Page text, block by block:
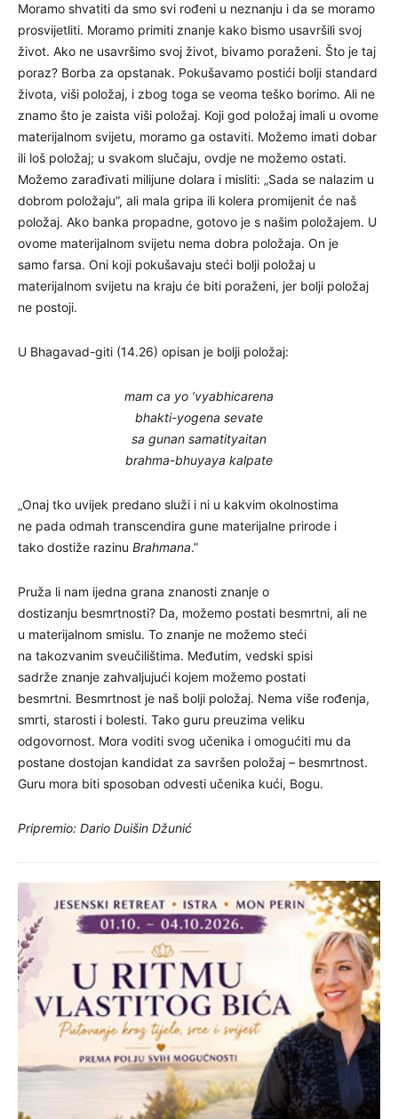
Moramo shvatiti da smo svi rođeni u neznanju i da se moramo
prosvijetliti. Moramo primiti znanje kako bismo usavršili svoj
život. Ako ne usavršimo svoj život, bivamo poraženi. Što je taj
poraz? Borba za opstanak. Pokušavamo postići bolji standard
života, viši položaj, i zbog toga se veoma teško borimo. Ali ne
znamo što je zaista viši položaj. Koji god položaj imali u ovome
materijalnom svijetu, moramo ga ostaviti. Možemo imati dobar
ili loš položaj; u svakom slučaju, ovdje ne možemo ostati.
Možemo zarađivati milijune dolara i misliti: „Sada se nalazim u
dobrom položaju”, ali mala gripa ili kolera promijenit će naš
položaj. Ako banka propadne, gotovo je s našim položajem. U
ovome materijalnom svijetu nema dobra položaja. On je
samo farsa. Oni koji pokušavaju steći bolji položaj u
materijalnom svijetu na kraju će biti poraženi, jer bolji položaj
ne postoji.
U Bhagavad-giti (14.26) opisan je bolji položaj:
mam ca yo ‘vyabhicarena
bhakti-yogena sevate
sa gunan samatityaitan
brahma-bhuyaya kalpate
„Onaj tko uvijek predano služi i ni u kakvim okolnostima
ne pada odmah transcendira gune materijalne prirode i
tako dostiže razinu Brahmana.”
Pruža li nam ijedna grana znanosti znanje o
dostizanju besmrtnosti? Da, možemo postati besmrtni, ali ne
u materijalnom smislu. To znanje ne možemo steći
na takozvanim sveučilištima. Međutim, vedski spisi
sadrže znanje zahvaljujući kojem možemo postati
besmrtni. Besmrtnost je naš bolji položaj. Nema više rođenja,
smrti, starosti i bolesti. Tako guru preuzima veliku
odgovornost. Mora voditi svog učenika i omogućiti mu da
postane dostojan kandidat za savršen položaj – besmrtnost.
Guru mora biti sposoban odvesti učenika kući, Bogu.
Pripremio: Dario Duišin Džunić